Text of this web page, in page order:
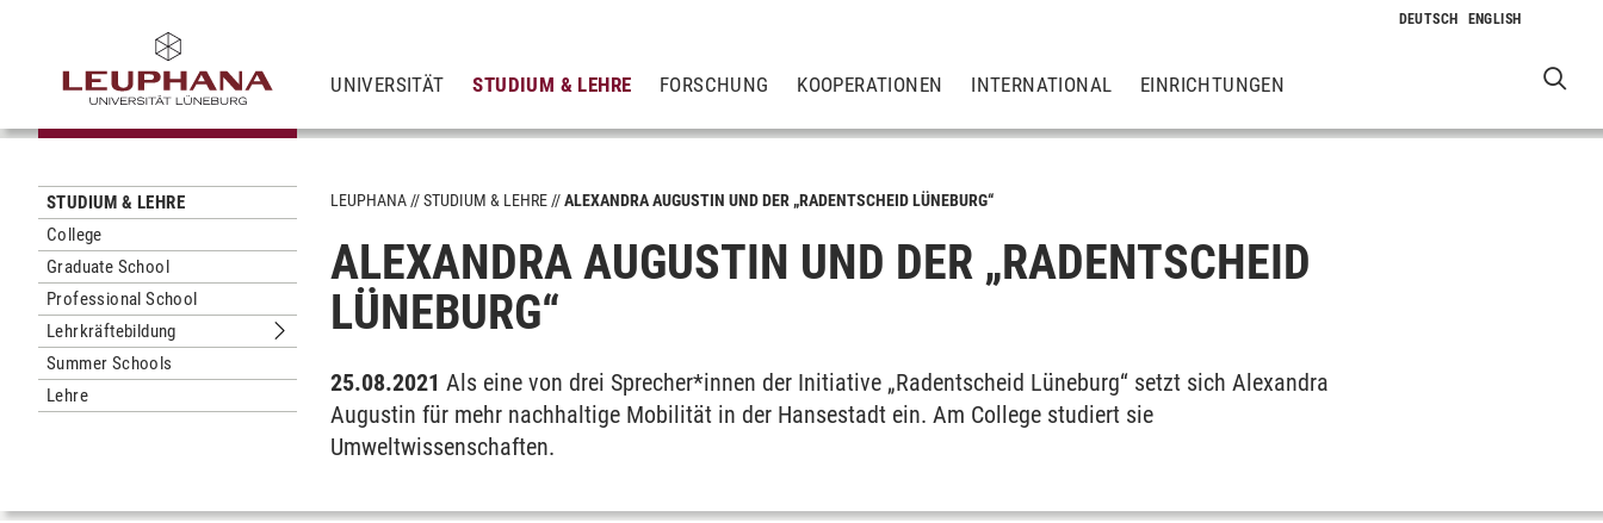
UNIVERSITÄT STUDIUM & LEHRE FORSCHUNG KOOPERATIONEN INTERNATIONAL EINRICHTUNGEN
STUDIUM & LEHRE
College
Graduate School
Professional School
Lehrkräftebildung
Untermenu Lehrkräftebildung
Summer Schools
Lehre
LEUPHANA STUDIUM & LEHRE ALEXANDRA AUGUSTIN UND DER „RADENTSCHEID LÜNEBURG“
ALEXANDRA AUGUSTIN UND DER „RADENTSCHEID
LÜNEBURG“
25.08.2021Als eine von drei Sprecher*innen der Initiative „Radentscheid Lüneburg“ setzt sich Alexandra
Augustin für mehr nachhaltige Mobilität in der Hansestadt ein. Am College studiert sie
Umweltwissenschaften.